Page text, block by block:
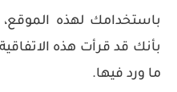
باستخدامك لهذه
بأنك قد قرأت هذه
ما ورد فيها.